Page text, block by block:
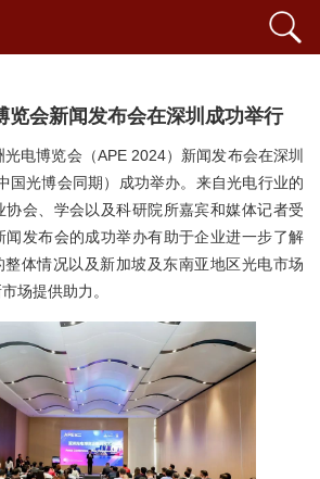
览会新闻发布会在深圳成功举行
电博览会（APE 2024）新闻发布会在深圳
国光博会同期）成功举办。来自光电行业的
会、学会以及科研院所嘉宾和媒体记者受
闻发布会的成功举办有助于企业进一步了解
整体情况以及新加坡及东南亚地区光电市场
场提供助力。